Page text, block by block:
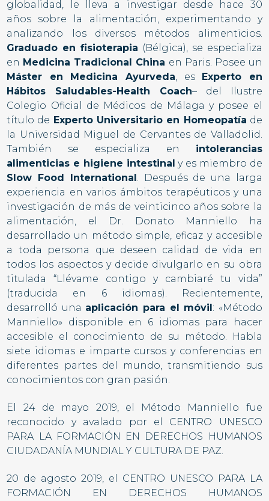
globalidad, le lleva a investigar desde hace 30
años sobre la alimentación, experimentando y
analizando los diversos métodos alimenticios.
Graduado en fisioterapia (Bélgica), se especializa
en Medicina Tradicional China en Paris. Posee un
Máster en Medicina Ayurveda, es
Experto en
Hábitos Saludables-Health Coach– del Ilustre
Colegio Oficial de Médicos de Málaga y posee el
título de Experto Universitario en Homeopatía de
la Universidad Miguel de Cervantes de Valladolid.
También se especializa en intolerancias
alimenticias e higiene intestinal y es miembro de
Slow Food International . Después de una larga
experiencia en varios ámbitos terapéuticos y una
investigación de más de veinticinco años sobre la
alimentación, el Dr. Donato Manniello ha
desarrollado un método simple, eficaz y accesible
a toda persona que deseen calidad de vida en
todos los aspectos y decide divulgarlo en su obra
titulada “Llévame contigo y cambiaré tu vida”
(traducida en 6 idiomas). Recientemente,
desarrolló una aplicación para el móvil : «Método
Manniello» disponible en 6 idiomas para hacer
accesible el conocimiento de su método. Habla
siete idiomas e imparte cursos y conferencias en
diferentes partes del mundo, transmitiendo sus
conocimientos con gran pasión.
El 24 de mayo 2019, el Método Manniello fue
reconocido y avalado por el CENTRO UNESCO
PARA LA FORMACIÓN EN DERECHOS HUMANOS
CIUDADANÍA MUNDIAL Y CULTURA DE PAZ.
20 de agosto 2019, el CENTRO UNESCO PARA LA
FORMACIÓN EN DERECHOS HUMANOS